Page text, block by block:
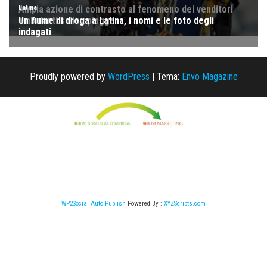
Proudly powered by WordPress | Tema: Envo Magazine
WP2Social Auto Publish Powered By : XYZScripts.com